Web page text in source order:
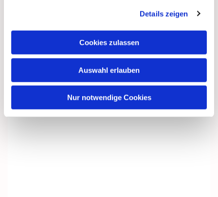
Details zeigen
Cookies zulassen
Auswahl erlauben
Nur notwendige Cookies
Dies könnte Sie auch